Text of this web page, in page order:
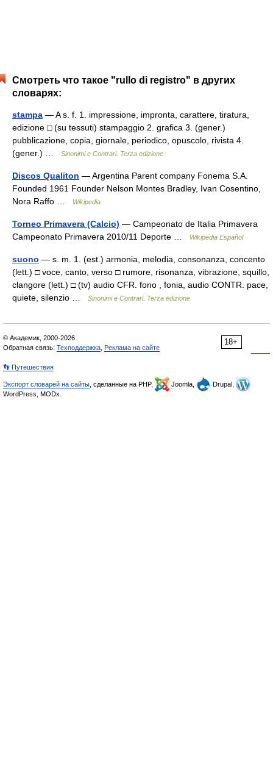
Смотреть что такое "rullo di registro" в других
словарях:
stampa — A s. f. 1. impressione, impronta, carattere, tiratura,
edizione □ (su tessuti) stampaggio 2. grafica 3. (gener.)
pubblicazione, copia, giornale, periodico, opuscolo, rivista 4.
(gener.) …
Sinonimi e Contrari. Terza edizione
Discos Qualiton — Argentina Parent company Fonema S.A.
Founded 1961 Founder Nelson Montes Bradley, Ivan Cosentino,
Nora Raffo …
Wikipedia
Torneo Primavera (Calcio) — Campeonato de Italia Primavera
Campeonato Primavera 2010/11 Deporte …
Wikipedia Español
suono — s. m. 1. (est.) armonia, melodia, consonanza, concento
(lett.) □ voce, canto, verso □ rumore, risonanza, vibrazione, squillo,
clangore (lett.) □ (tv) audio CFR. fono , fonia, audio CONTR. pace,
quiete, silenzio …
Sinonimi e Contrari. Terza edizione
18+
© Академик, 2000-2026
Обратная связь: Техподдержка Реклама на сайте
👣 Путешествия
Экспорт словарей на сайты , сделанные на PHP, Joomla,
Drupal,
WordPress, MODx.